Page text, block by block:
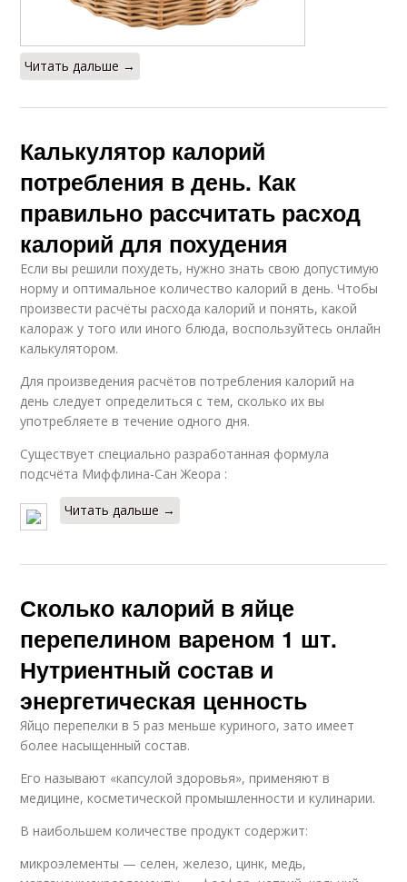
Читать дальше →
Калькулятор калорий
потребления в день. Как
правильно рассчитать расход
калорий для похудения
Если вы решили похудеть, нужно знать свою допустимую
норму и оптимальное количество калорий в день. Чтобы
произвести расчёты расхода калорий и понять, какой
калораж у того или иного блюда, воспользуйтесь онлайн
калькулятором.
Для произведения расчётов потребления калорий на
день следует определиться с тем, сколько их вы
употребляете в течение одного дня.
Существует специально разработанная формула
подсчёта Миффлина-Сан Жеора :
Читать дальше →
Сколько калорий в яйце
перепелином вареном 1 шт.
Нутриентный состав и
энергетическая ценность
Яйцо перепелки в 5 раз меньше куриного, зато имеет
более насыщенный состав.
Его называют «капсулой здоровья», применяют в
медицине, косметической промышленности и кулинарии.
В наибольшем количестве продукт содержит:
микроэлементы — селен, железо, цинк, медь,